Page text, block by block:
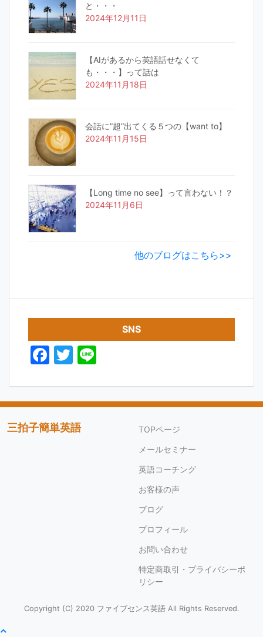
と・・・
2024年12月11日
【AIがあるから英語話せなくて
も・・・】って話は
2024年11月18日
会話に”超”出てくる５つの【want to】
2024年11月15日
【Long time no see】って言わない！？
2024年11月6日
他のブログはこちら>>
SNS
F
c
e
b
T
itt
er
e
三拍子簡単英語
TOPページ
メールセミナー
英語コーチング
お客様の声
ブログ
プロフィール
お問い合わせ
特定商取引・プライバシーポ
リシー
Copyright (C) 2020 ファイブセンス英語 All Rights Reserved.